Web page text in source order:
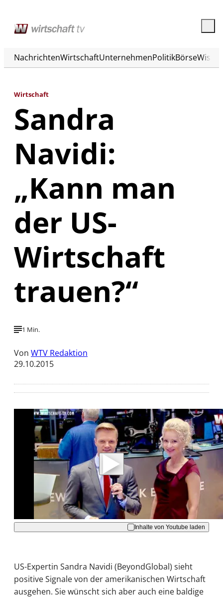
NachrichtenWirtschaftUnternehmenPolitikBörse
Wirtschaft
Sandra
Navidi:
„Kann man
der US-
Wirtschaft
trauen?“
1 Min.
Von WTV Redaktion
29.10.2015
Mit der Wiedergabe dieses Videos werden
Daten an Youtube übertragen.
Hinweise dazu erhalten Sie in derDatenschutzerklärung.
Akzeptieren
Inhalte von Youtube laden
US-Expertin Sandra Navidi (BeyondGlobal) sieht
positive Signale von der amerikanischen Wirtschaft
ausgehen. Sie wünscht sich aber auch eine baldige